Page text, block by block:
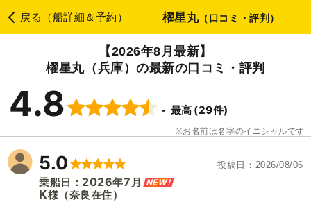
戻る（船詳細＆予約） 櫂星丸（口コミ・評判）
【2026年8月最新】
櫂星丸（兵庫）の最新の口コミ・評判
4.8 最高 (29件)
お名前は名字のイニシャルです
5.0 投稿日 2026/08/06
乗船日： 2026年7 月 NEW!
K様 （奈良在住）